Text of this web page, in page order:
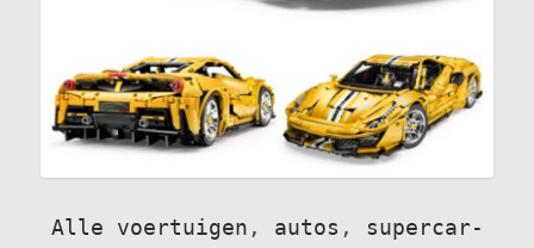
Alle voertuigen , autos , supercar-